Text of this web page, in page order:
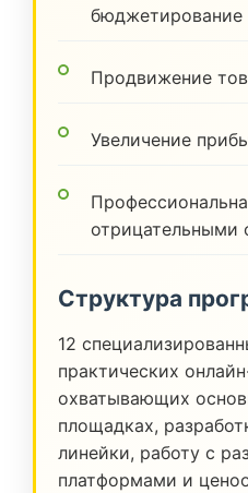
бюджетирование
Продвижение
Увеличение
отрицательными
Структура
12
практических
охватывающих
площадках,
линейки, работу с
платформами и